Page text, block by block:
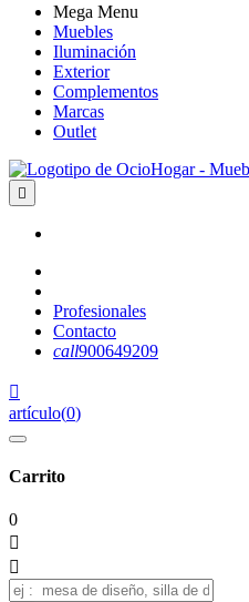
Mega Menu
Muebles
Iluminación
Exterior
Complementos
Marcas
Outlet

Profesionales
Contacto
call900649209

artículo(0)
Carrito
0

